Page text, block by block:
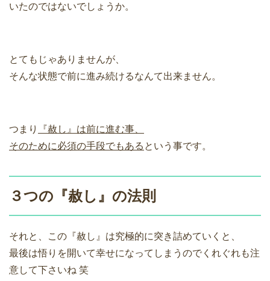
いたのではないでしょうか。
とてもじゃありませんが、
そんな状態で前に進み続けるなんて出来ません。
つまり
『赦し』は前に進む事、
そのために必須の手段でもある という事です。
３つの『赦し』の法則
それと、この『赦し』は究極的に突き詰めていくと、
最後は悟りを開いて幸せになってしまうのでくれぐれも注
意して下さいね 笑